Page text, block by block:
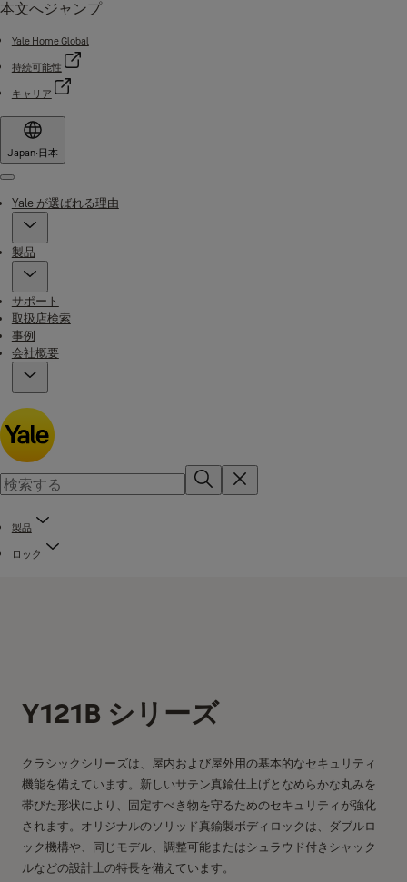
本文へジャンプ
Yale Home Global
持続可能性
キャリア
Japan· 日本
Menu
Yale が選ばれる理由
製品
サポート
取扱店検索
事例
会社概要
製品
ロック
Y121B シリーズ
クラシックシリーズは、屋内および屋外用の基本的なセキュリティ
機能を備えています。新しいサテン真鍮仕上げとなめらかな丸みを
帯びた形状により、固定すべき物を守るためのセキュリティが強化
されます。オリジナルのソリッド真鍮製ボディロックは、ダブルロ
ック機構や、同じモデル、調整可能またはシュラウド付きシャック
ルなどの設計上の特長を備えています。